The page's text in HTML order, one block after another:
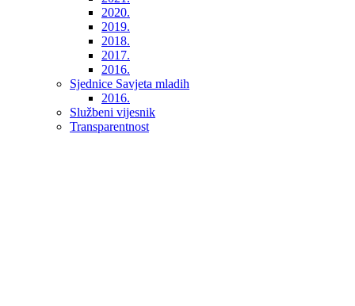
2020.
2019.
2018.
2017.
2016.
Sjednice Savjeta mladih
2016.
Službeni vijesnik
Transparentnost